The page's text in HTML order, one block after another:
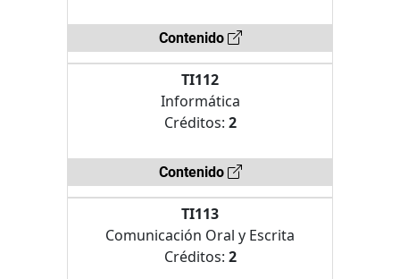
Contenido
TI112
Informática
Créditos: 2
Contenido
TI113
Comunicación Oral y Escrita
Créditos: 2